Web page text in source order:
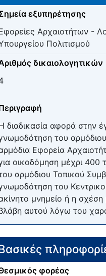
εξυπηρέτησης
Αρχαιοτήτων -
Πολιτισμού
δικαιολογητικών
διαδικασία αφορά στην
του
Εφορεία
οικοδόμηση μέχρι 400
αρμόδιου Τοπικού
του
μνημείο ή η
αυτού λόγω του
φορέας